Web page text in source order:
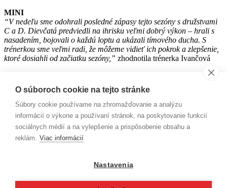
MINI
“V nedeľu sme odohrali posledné zápasy tejto sezóny s družstvami
C a D. Dievčatá predviedli na ihrisku veľmi dobrý výkon – hrali s
nasadením, bojovali o každú loptu a ukázali tímového ducha. S
trénerkou sme veľmi radi, že môžeme vidieť ich pokrok a zlepšenie,
ktoré dosiahli od začiatku sezóny,” zhodnotila trénerka Ivančová
PREHĽAD VÝSLEDKOV ZA UPLYNULÝ VÍKEND
VÍKENDOVÉ VYJADRENIA
ADRESA
KONTAKT
O súboroch cookie na tejto stránke
Súbory cookie používame na zhromažďovanie a analýzu
informácií o výkone a používaní stránok, na poskytovanie funkcií
sociálnych médií a na vylepšenie a prispôsobenie obsahu a
reklám. Viac informácií
Nastavenia